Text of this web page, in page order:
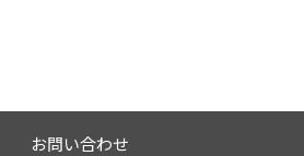
お問い合わせ